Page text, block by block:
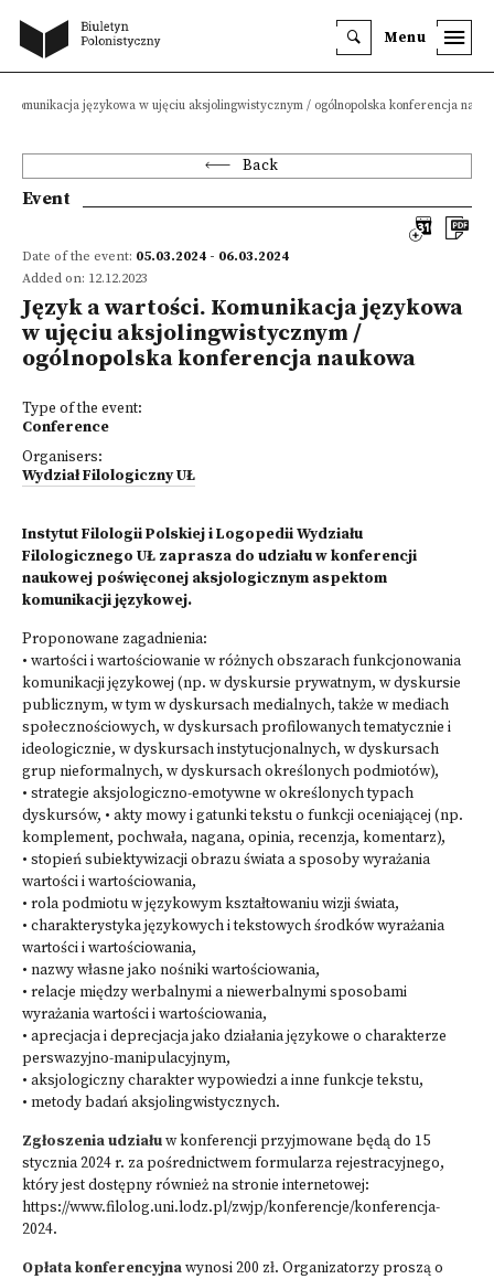
Menu
Komunikacja językowa w ujęciu aksjolingwistycznym / ogólnopolska konferencja
Back
Event
Date of the event: 05.03.2024 - 06.03.2024
Added on: 12.12.2023
Język a wartości. Komunikacja językowa
w ujęciu aksjolingwistycznym /
ogólnopolska konferencja naukowa
Type of the event:
Conference
Organisers:
Wydział Filologiczny UŁ
Instytut Filologii Polskiej i Logopedii Wydziału
Filologicznego UŁ zaprasza do udziału w konferencji
naukowej poświęconej aksjologicznym aspektom
komunikacji językowej.
Proponowane zagadnienia:
• wartości i wartościowanie w różnych obszarach funkcjonowania
komunikacji językowej (np. w dyskursie prywatnym, w dyskursie
publicznym, w tym w dyskursach medialnych, także w mediach
społecznościowych, w dyskursach profilowanych tematycznie i
ideologicznie, w dyskursach instytucjonalnych, w dyskursach
grup nieformalnych, w dyskursach określonych podmiotów),
• strategie aksjologiczno-emotywne w określonych typach
dyskursów, • akty mowy i gatunki tekstu o funkcji oceniającej (np.
komplement, pochwała, nagana, opinia, recenzja, komentarz),
• stopień subiektywizacji obrazu świata a sposoby wyrażania
wartości i wartościowania,
• rola podmiotu w językowym kształtowaniu wizji świata,
• charakterystyka językowych i tekstowych środków wyrażania
wartości i wartościowania,
• nazwy własne jako nośniki wartościowania,
• relacje między werbalnymi a niewerbalnymi sposobami
wyrażania wartości i wartościowania,
• aprecjacja i deprecjacja jako działania językowe o charakterze
perswazyjno-manipulacyjnym,
• aksjologiczny charakter wypowiedzi a inne funkcje tekstu,
• metody badań aksjolingwistycznych.
Zgłoszenia udziałuw konferencji przyjmowane będą do 15
stycznia 2024 r. za pośrednictwem formularza rejestracyjnego,
który jest dostępny również na stronie internetowej:
https://www.filolog.uni.lodz.pl/zwjp/konferencje/konferencja-
2024.
Opłata konferencyjnawynosi 200 zł. Organizatorzy proszą o